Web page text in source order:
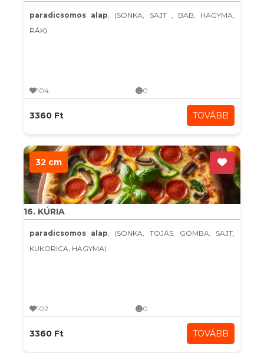
paradicsomos alap, (SONKA, SAJT , BAB, HAGYMA,
RÁK)
104 0
3360 Ft TOVÁBB
32 cm
16. KÚRIA
paradicsomos alap, (SONKA, TOJÁS, GOMBA, SAJT,
KUKORICA, HAGYMA)
102 0
3360 Ft TOVÁBB